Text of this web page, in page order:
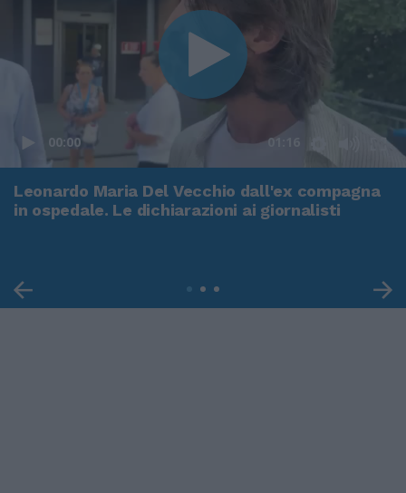
00:00 01:16
Leonardo Maria Del Vecchio dall'ex compagna
in ospedale. Le dichiarazioni ai giornalisti